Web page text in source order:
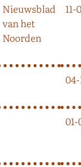
Nieuwsblad
van het
Noorden
11-
04-
01-